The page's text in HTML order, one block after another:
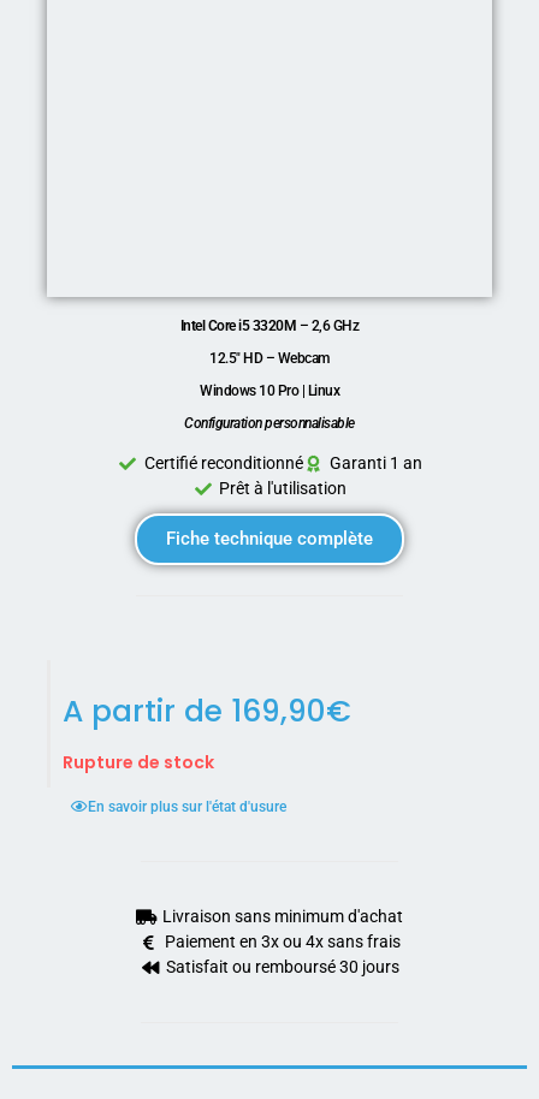
Intel Core i5 3320M – 2,6 GHz
12.5″ HD – Webcam
Windows 10 Pro | Linux
Configuration personnalisable
Certifié reconditionné
Garanti 1 an
Prêt à l'utilisation
Fiche technique complète
A partir de 169,90€
Rupture de stock
En savoir plus sur l'état d'usure
Livraison sans minimum d'achat
Paiement en 3x ou 4x sans frais
Satisfait ou remboursé 30 jours